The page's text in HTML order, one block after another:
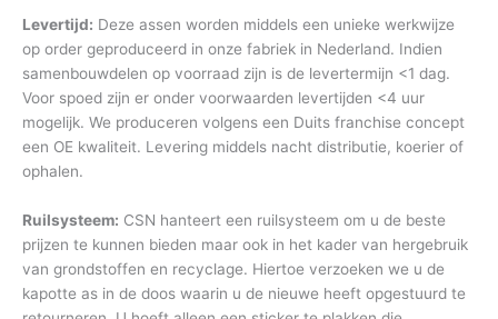
Levertijd: Deze assen worden middels een unieke werkwijze
op order geproduceerd in onze fabriek in Nederland. Indien
samenbouwdelen op voorraad zijn is de levertermijn <1 dag.
Voor spoed zijn er onder voorwaarden levertijden <4 uur
mogelijk. We produceren volgens een Duits franchise concept
een OE kwaliteit. Levering middels nacht distributie, koerier of
ophalen.
Ruilsysteem: CSN hanteert een ruilsysteem om u de beste
prijzen te kunnen bieden maar ook in het kader van hergebruik
van grondstoffen en recyclage. Hiertoe verzoeken we u de
kapotte as in de doos waarin u de nieuwe heeft opgestuurd te